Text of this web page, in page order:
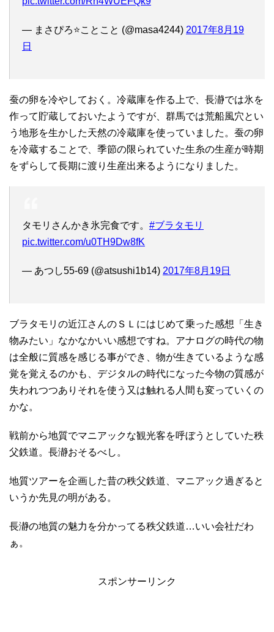
— まさぴろ⭐ことこと (@masa4244) 2017年8月19
日
蚕の卵を冷やしておく。冷蔵庫を作る上で、長瀞では氷を
作って貯蔵しておいたようですが、群馬では荒船風穴とい
う地形を生かした天然の冷蔵庫を使っていました。蚕の卵
を冷蔵することで、季節の限られていた生糸の生産が時期
をずらして長期に渡り生産出来るようになりました。
タモリさんかき氷完食です。 #ブラタモリ
pic.twitter.com/u0TH9Dw8fK
— あつし55-69 (@atsushi1b14) 2017年8月19日
ブラタモリの近江さんのＳＬにはじめて乗った感想「生き
物みたい」なかなかいい感想ですね。アナログの時代の物
は全般に質感を感じる事ができ、物が生きているような感
覚を覚えるのかも、デジタルの時代になった今物の質感が
失われつつありそれを使う又は触れる人間も変っていくの
かな。
戦前から地質でマニアックな観光客を呼ぼうとしていた秩
父鉄道。長瀞おそるべし。
地質ツアーを企画した昔の秩父鉄道、マニアック過ぎると
いうか先見の明がある。
長瀞の地質の魅力を分かってる秩父鉄道…いい会社だわ
ぁ。
スポンサーリンク